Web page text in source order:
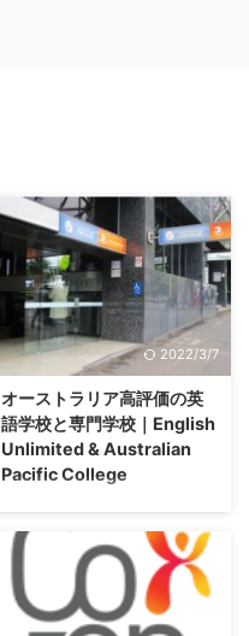
2022/3/7
オーストラリア高評価の英
語学校と専門学校｜English
Unlimited & Australian
Pacific College
College（オーストラリアンパシ
フィックカレッジ）とEnglish
Unlimited（イングリッシュアン
リミテッド）は1993 年創立のオ
ーストラリア政府公認の私立英語